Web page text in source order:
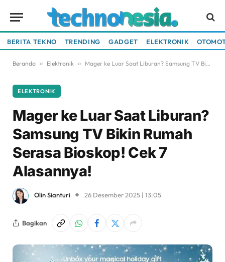
BERITA TEKNO TRENDING GADGET ELEKTRONIK
Beranda » Elektronik » Mager ke Luar Saat Liburan? Samsung TV Bikin Rumah Serasa Bioskop! Cek 7 Alasannya!
ELEKTRONIK
Mager ke Luar Saat Liburan?
Samsung TV Bikin Rumah
Serasa Bioskop! Cek 7
Alasannya!
Olin Sianturi 26 Desember 2025 | 13:05
Bagikan